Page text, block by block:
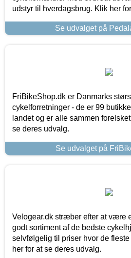
udstyr til hverdagsbrug. Klik her
Se udvalget på
FriBikeShop.dk er Danmarks
cykelforretninger - de er 99
landet og er alle sammen
se deres udvalg.
Se udvalget på
Velogear.dk stræber efter at være
godt sortiment af de bedste
selvfølgelig til priser hvor de
her for at se deres udvalg.